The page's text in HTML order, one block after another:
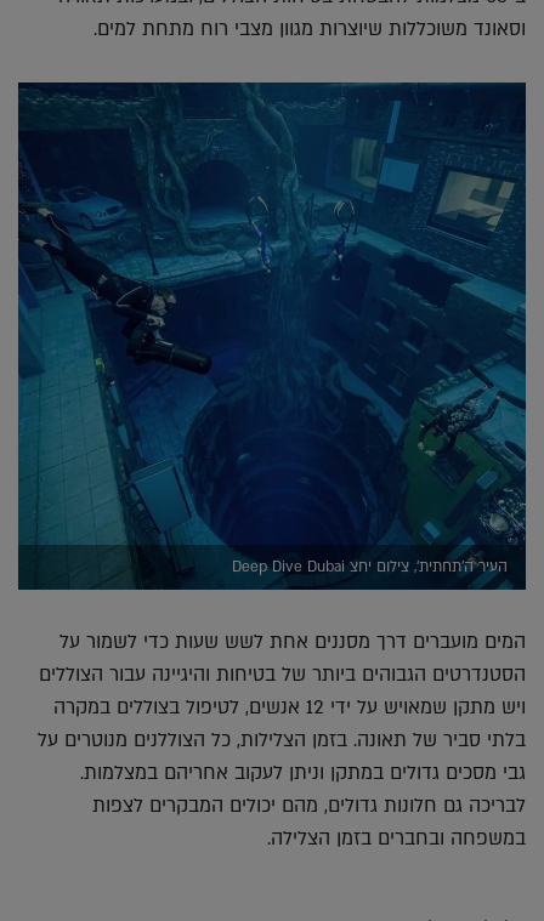
וסאונד משוכללות שיוצרות מגוון מצבי רוח מתחת למים.
העיר ה'תחתית', צילום יחצ Deep Dive Dubai
המים מועברים דרך מסננים אחת לשש שעות כדי לשמור על
הסטנדרטים הגבוהים ביותר של בטיחות והיגיינה עבור הצוללים
ויש מתקן שמאויש על ידי 12 אנשים, לטיפול בצוללים במקרה
בלתי סביר של תאונה. בזמן הצלילות, כל הצוללנים מנוטרים על
גבי מסכים גדולים במתקן וניתן לעקוב אחריהם במצלמות.
לבריכה גם חלונות גדולים, מהם יכולים המבקרים לצפות
במשפחה ובחברים בזמן הצלילה.